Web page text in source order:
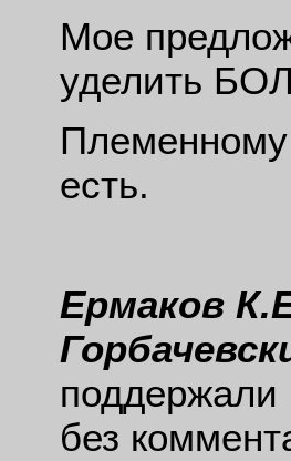
Мое
уделить
есть.
Ермаков
поддержали
без